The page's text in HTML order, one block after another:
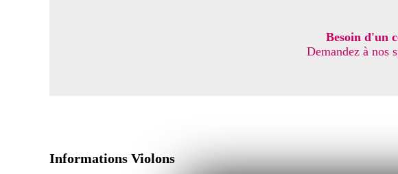
Besoin d'un
Demandez à nos
Informations Violons